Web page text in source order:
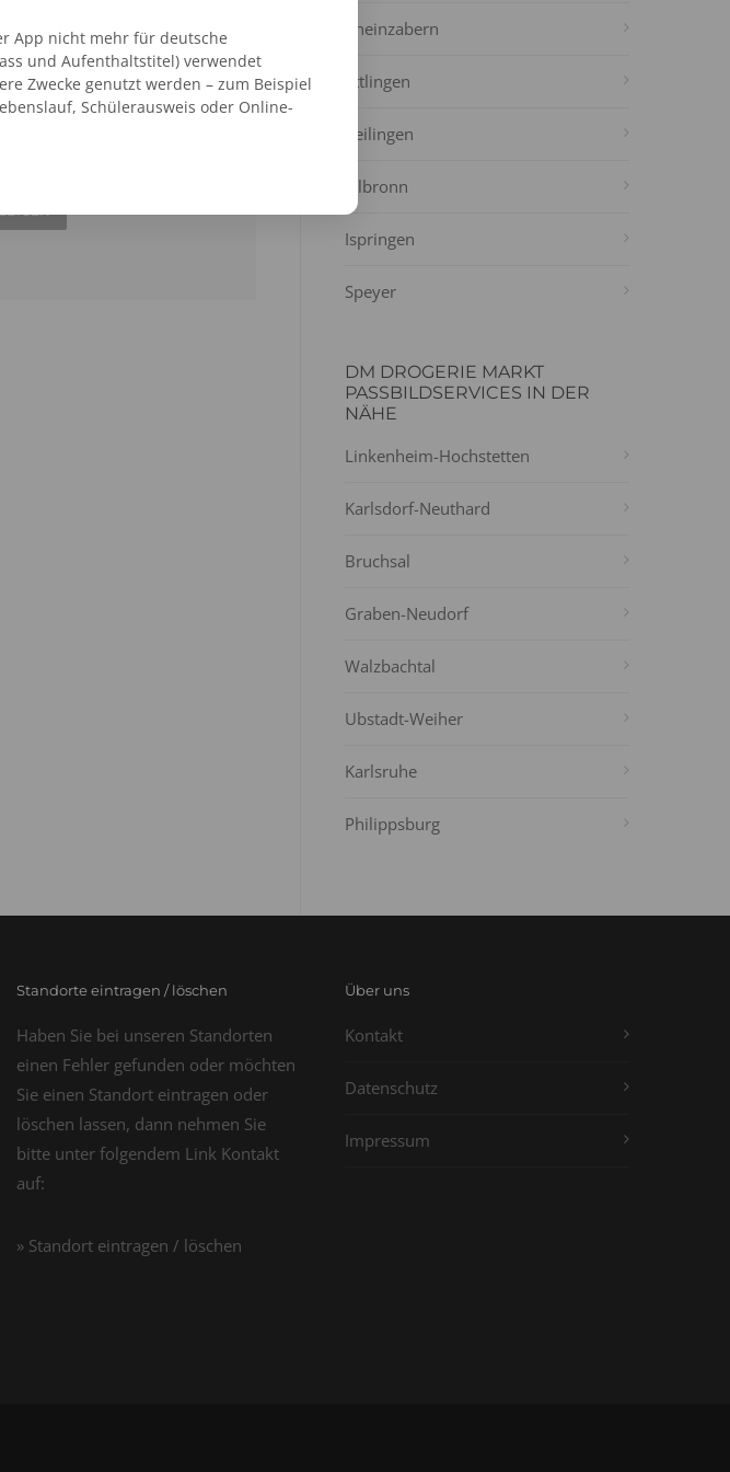
Rheinzabern
Ettlingen
Reilingen
Ölbronn
Ispringen
Speyer
DM DROGERIE MARKT
PASSBILDSERVICES IN DER
NÄHE
Linkenheim-Hochstetten
Karlsdorf-Neuthard
Bruchsal
Graben-Neudorf
Walzbachtal
Ubstadt-Weiher
Karlsruhe
Philippsburg
Standorte eintragen / löschen
Haben Sie bei unseren Standorten
einen Fehler gefunden oder möchten
Sie einen Standort eintragen oder
löschen lassen, dann nehmen Sie
bitte unter folgendem Link Kontakt
auf:
» Standort eintragen / löschen
Über uns
Kontakt
Datenschutz
Impressum
App nicht mehr für deutsche
und Aufenthaltstitel) verwendet
Zwecke genutzt werden – zum Beispiel
Schülerausweis oder Online-